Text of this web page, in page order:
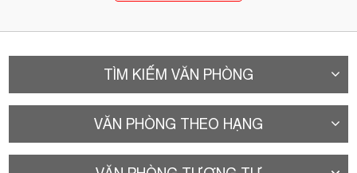
TÌM KIẾM VĂN PHÒNG
VĂN PHÒNG THEO HẠNG